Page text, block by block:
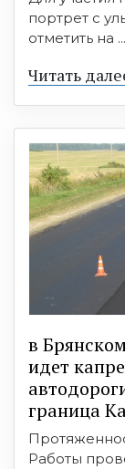
портрет с
отметить на ...
Читать
в
идет
граница
Работы